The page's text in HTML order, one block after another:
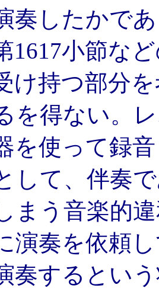
奏したかで
1617小節な
け持つ部分
を得ない。
を使って録
して、伴奏
まう音楽的
演奏を依頼
奏するとい